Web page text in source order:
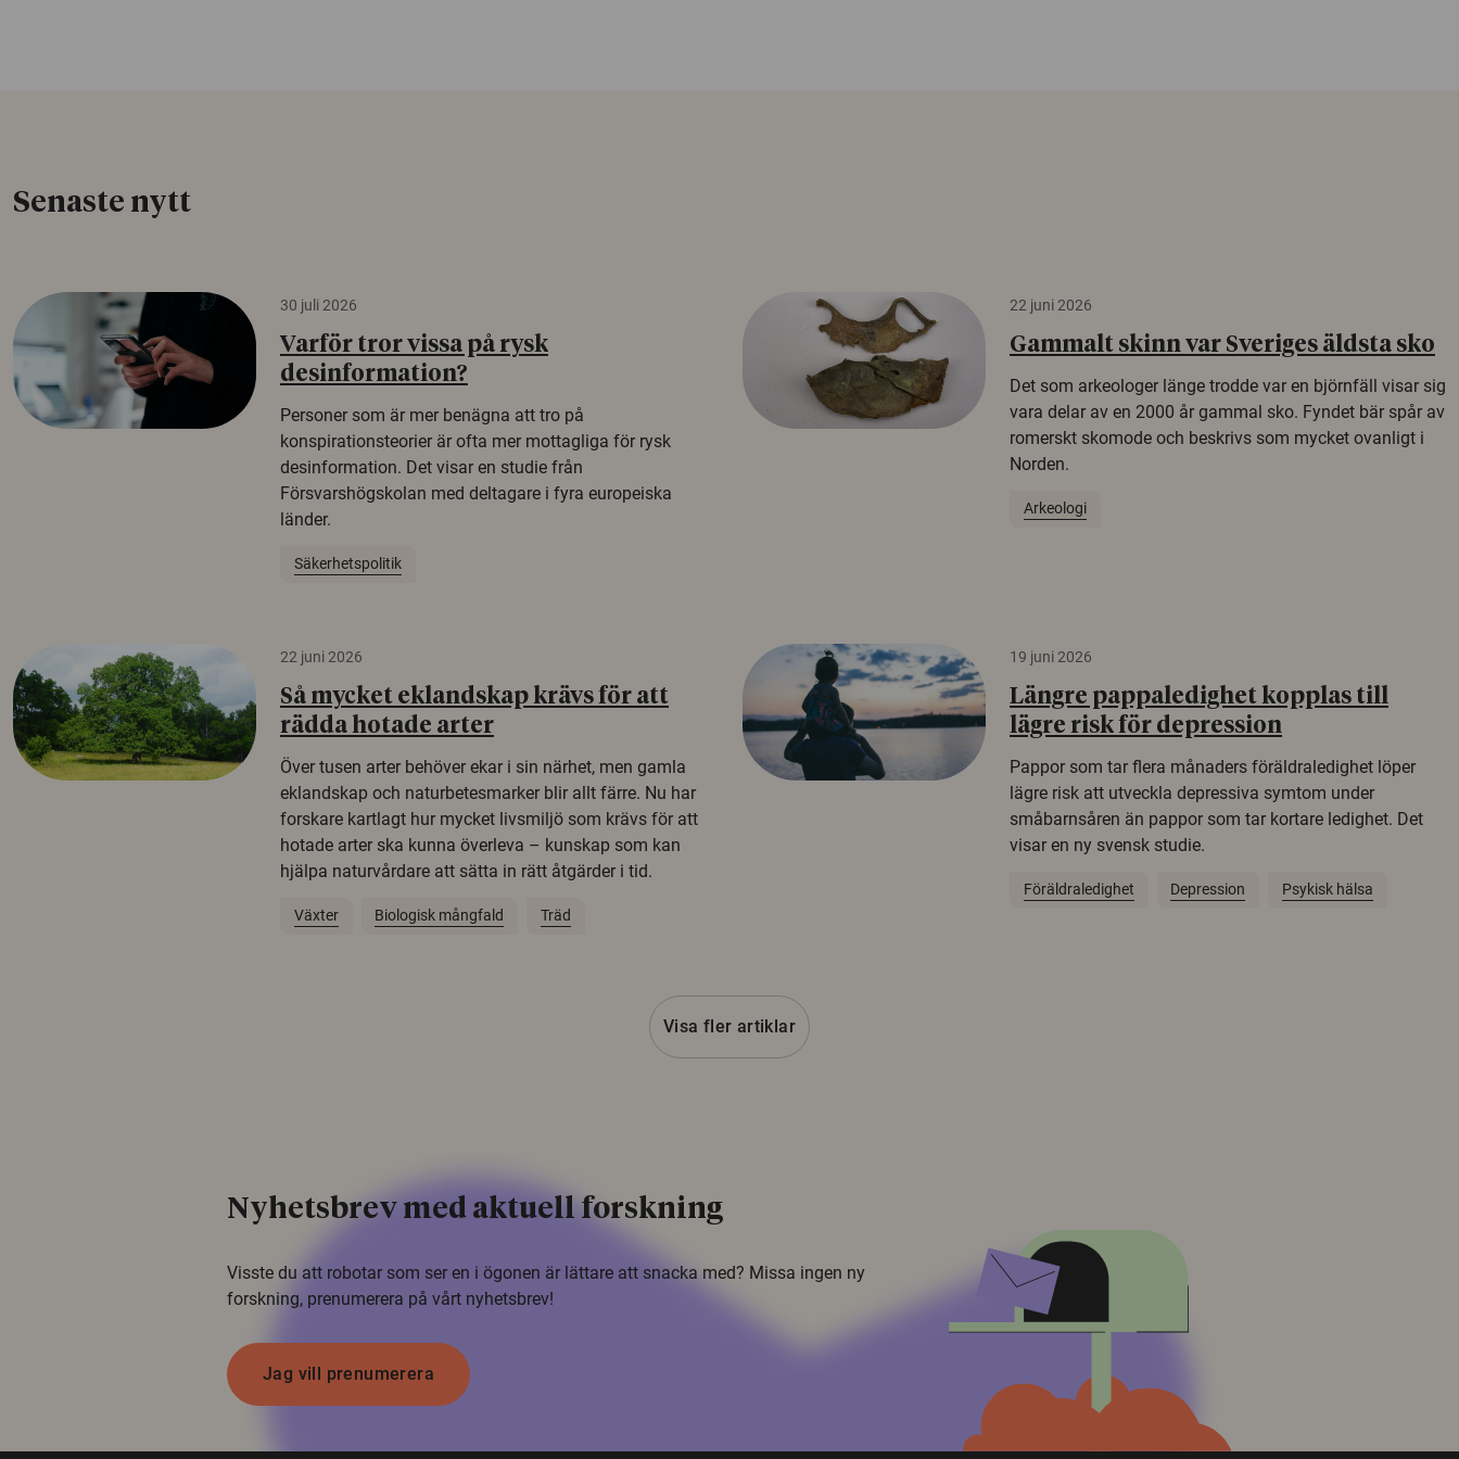
Senaste nytt
30 juli 2026
Varför tror vissa på rysk
desinformation?
Personer som är mer benägna att tro på
konspirationsteorier är ofta mer mottagliga för rysk
desinformation. Det visar en studie från
Försvarshögskolan med deltagare i fyra europeiska
länder.
Säkerhetspolitik
22 juni 2026
Gammalt skinn var Sveriges äldsta sko
Det som arkeologer länge trodde var en björnfäll visar sig
vara delar av en 2000 år gammal sko. Fyndet bär spår av
romerskt skomode och beskrivs som mycket ovanligt i
Norden.
Arkeologi
22 juni 2026
Så mycket eklandskap krävs för att
rädda hotade arter
Över tusen arter behöver ekar i sin närhet, men gamla
eklandskap och naturbetesmarker blir allt färre. Nu har
forskare kartlagt hur mycket livsmiljö som krävs för att
hotade arter ska kunna överleva – kunskap som kan
hjälpa naturvårdare att sätta in rätt åtgärder i tid.
Växter Biologisk mångfald Träd
19 juni 2026
Längre pappaledighet kopplas till
lägre risk för depression
Pappor som tar flera månaders föräldraledighet löper
lägre risk att utveckla depressiva symtom under
småbarnsåren än pappor som tar kortare ledighet. Det
visar en ny svensk studie.
Föräldraledighet Depression Psykisk hälsa
Visa fler artiklar
Nyhetsbrev med aktuell forskning
Visste du att robotar som ser en i ögonen är lättare att snacka med? Missa ingen ny
forskning, prenumerera på vårt nyhetsbrev!
Jag vill prenumerera